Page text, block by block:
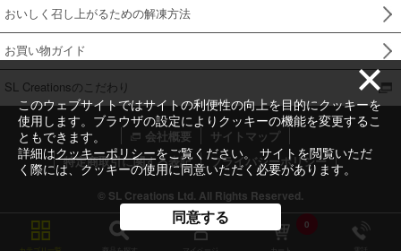
このウェブサイトではサイトの利便性の向上を目的にクッキーを
使用します。ブラウザの設定によりクッキーの機能を変更するこ
ともできます。
詳細はクッキーポリシーをご覧ください。 サイトを閲覧いただ
く際には、クッキーの使用に同意いただく必要があります。
同意する
おいしく召し上がるための解凍方法
お買い物ガイド
SL Creationsのこだわり
会社概要
サイトマップ
特定商取引に関する表記
プライバシーポリシー
© SL Creations Ltd. All Rights Reserved.
0